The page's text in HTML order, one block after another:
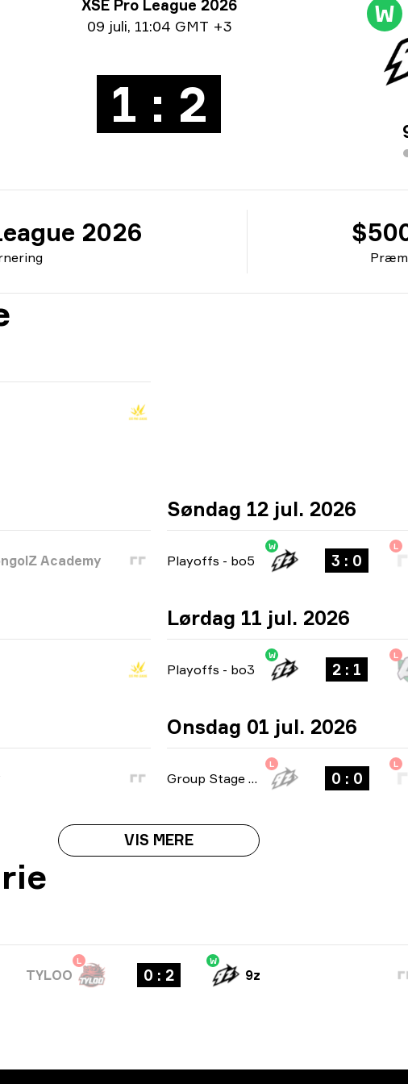
Turneringsoplysninger
XSE Pro League 2026
Datoinformation
09 juli, 11:04 GMT +3
1 : 2
W
2026
Academy
Søndag 12 jul. 2026
Playoffs - bo5
W
3 : 0
L
Lørdag 11 jul. 2026
Playoffs - bo3
W
2 : 1
L
Onsdag 01 jul. 2026
Group Stage bo1
L
0 : 0
L
VIS MERE
L
TYLOO 0 : 2
W
9z